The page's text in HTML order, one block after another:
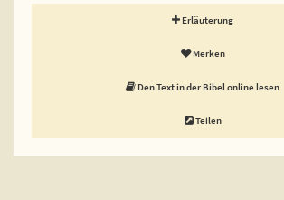
Erläuterung
Merken
Den Text in der Bibel online lesen
Teilen